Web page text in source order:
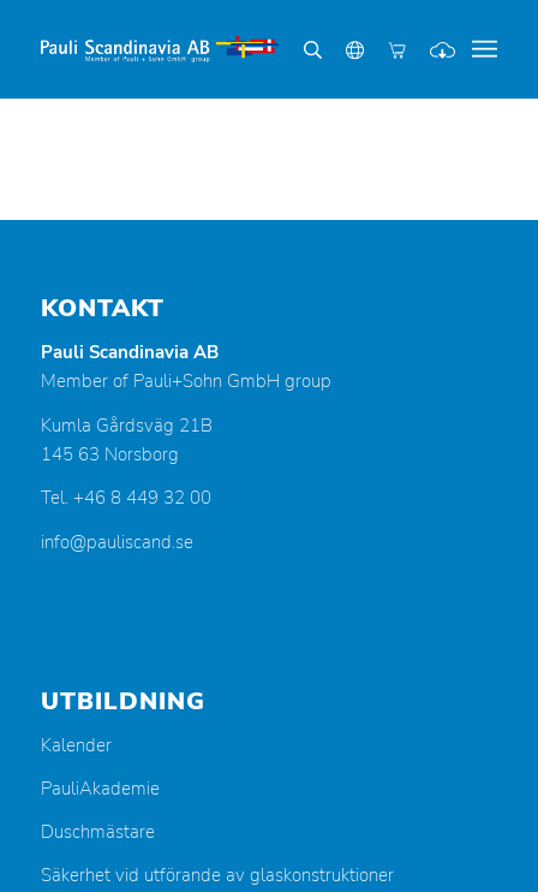
KONTAKT
Pauli Scandinavia AB
Member of Pauli+Sohn GmbH group
Kumla Gårdsväg 21B
145 63 Norsborg
Tel. +46 8 449 32 00
info@pauliscand.se
UTBILDNING
Kalender
PauliAkademie
Duschmästare
Säkerhet vid utförande av glaskonstruktioner